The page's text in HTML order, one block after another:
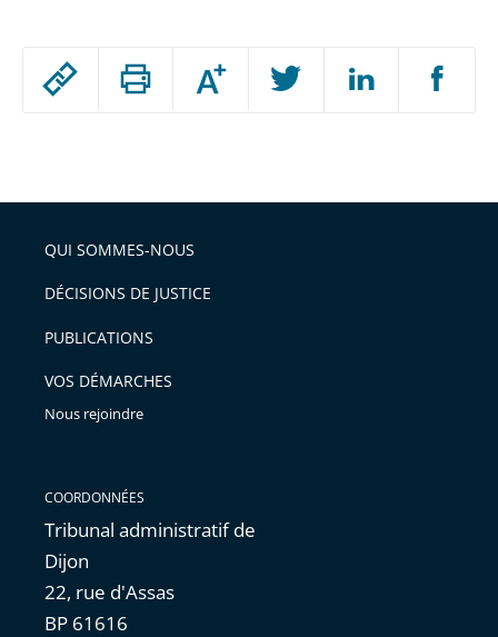
Passer
arriver
après
Augmenter
ou
l'article
pour
avant
QUI SOMMES-NOUS
DÉCISIONS DE JUSTICE
PUBLICATIONS
VOS DÉMARCHES
Nous rejoindre
COORDONNÉES
Tribunal administratif de
Dijon
22, rue d'Assas
BP 61616